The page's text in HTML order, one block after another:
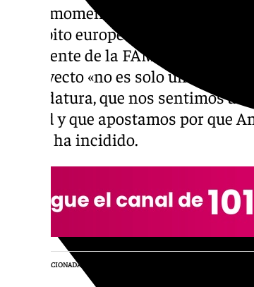
«Es el momento de Andalucía,
el ámbito europeo. Granada es
presidente de la FAMP, quien ha
al proyecto «no es solo un
candidatura, que nos sentimos
ciudad y que apostamos por que
logre», ha incidido.
NOTICIA RELACIONADA